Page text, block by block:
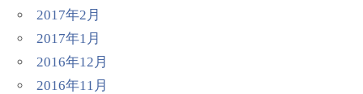
2017年2月
2017年1月
2016年12月
2016年11月